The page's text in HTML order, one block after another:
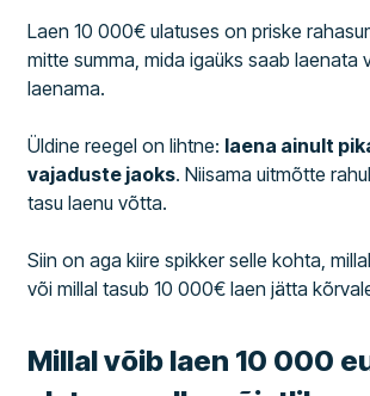
Laen 10 000€ ulatuses on priske
mitte summa, mida igaüks saab laenata
laenama.
Üldine reegel on lihtne: laena ainult
vajaduste jaoks. Niisama uitmõtte
tasu laenu võtta.
Siin on aga kiire spikker selle kohta,
või millal tasub 10 000€ laen jätta
Millal võib laen 10 000